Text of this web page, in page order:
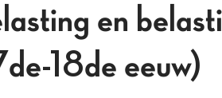
en
18de eeuw)